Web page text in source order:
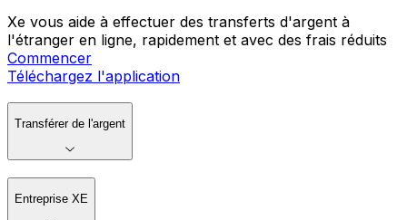
Xe vous aide à effectuer des transferts d'argent à
l'étranger en ligne, rapidement et avec des frais réduits
Commencer
Téléchargez l'application
Transférer de l'argent
Entreprise XE